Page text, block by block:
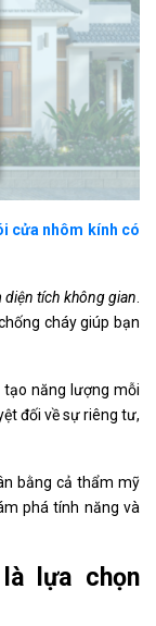
cửa nhôm kính có
diện tích không gian.
cháy giúp bạn
tạo năng lượng mỗi
đối về sự riêng tư,
bằng cả thẩm mỹ
phá tính năng và
lựa chọn